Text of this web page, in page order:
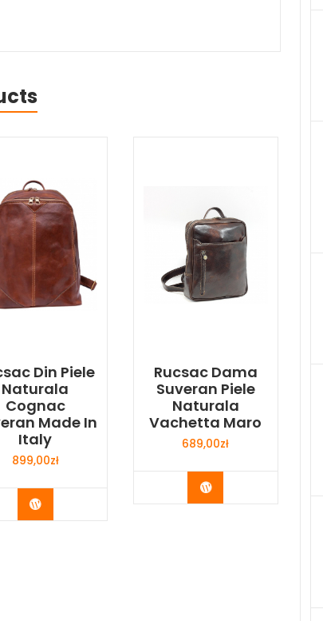
Din Piele
Naturala
Cognac
Made In
Italy
899,00zł
Buy Now
Rucsac Dama
Suveran Piele
Naturala
Vachetta Maro
689,00zł
Buy Now